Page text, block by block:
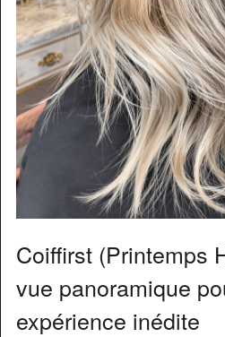
Coiffirst (Printemps
vue panoramique
expérience inédite